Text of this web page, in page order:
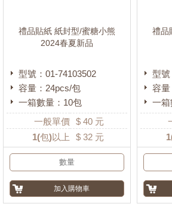
禮品貼紙 紙封型/蜜糖小熊
2024春夏新品
型號：01-74103502
容量：24pcs/包
一箱數量：10包
一般單價 $ 40 元
1(包)以上 $ 32 元
禮品
型號
容
一箱
1